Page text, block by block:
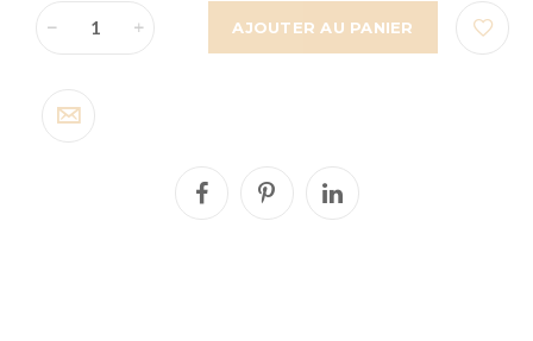
AJOUTER AU PANIER